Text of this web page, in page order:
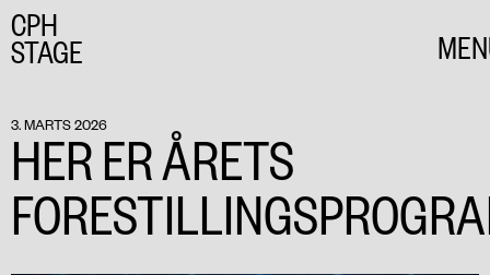
CPH
STAGE
3. MARTS 2026
HER ER ÅRETS